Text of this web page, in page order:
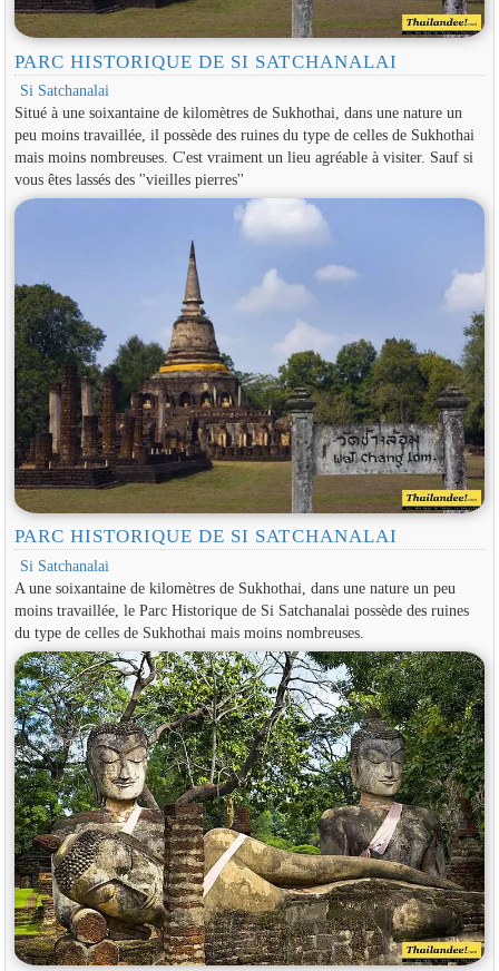
PARC HISTORIQUE DE SI SATCHANALAI
Si Satchanalai
Situé à une soixantaine de kilomètres de Sukhothai, dans une nature un
peu moins travaillée, il possède des ruines du type de celles de Sukhothai
mais moins nombreuses. C'est vraiment un lieu agréable à visiter. Sauf si
vous êtes lassés des ''vieilles pierres''
PARC HISTORIQUE DE SI SATCHANALAI
Si Satchanalai
A une soixantaine de kilomètres de Sukhothai, dans une nature un peu
moins travaillée, le Parc Historique de Si Satchanalai possède des ruines
du type de celles de Sukhothai mais moins nombreuses.